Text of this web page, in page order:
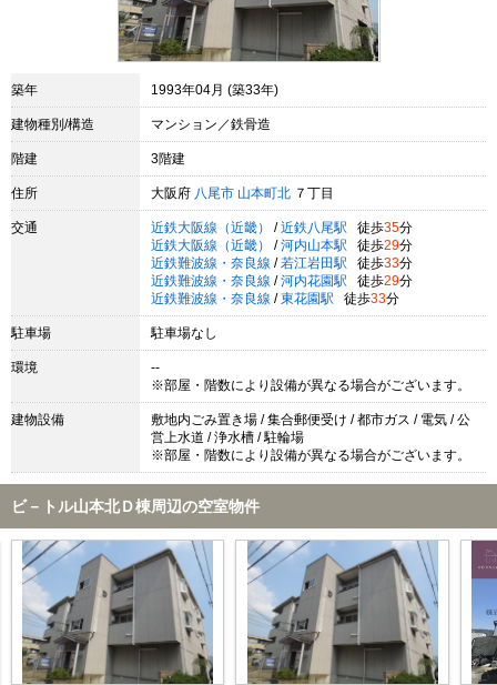
築年 1993年04月 (築33年)
建物種別/構造 マンション／鉄骨造
階建 3階建
住所 大阪府 八尾市 山本町北 ７丁目
交通 近鉄大阪線（近畿） / 近鉄八尾駅 徒歩35分
近鉄大阪線（近畿）
/ 河内山本駅 徒歩29分
近鉄難波線・奈良線 / 若江岩田駅 徒歩33分
近鉄難波線・奈良線 / 河内花園駅 徒歩29分
近鉄難波線・奈良線 / 東花園駅 徒歩33分
駐車場 駐車場なし
環境
--
※部屋・階数により設備が異なる場合がございます。
建物設備
敷地内ごみ置き場 / 集合郵便受け / 都市ガス / 電気 / 公
営上水道 / 浄水槽 / 駐輪場
※部屋・階数により設備が異なる場合がございます。
ビ－トル山本北Ｄ棟周辺の空室物件